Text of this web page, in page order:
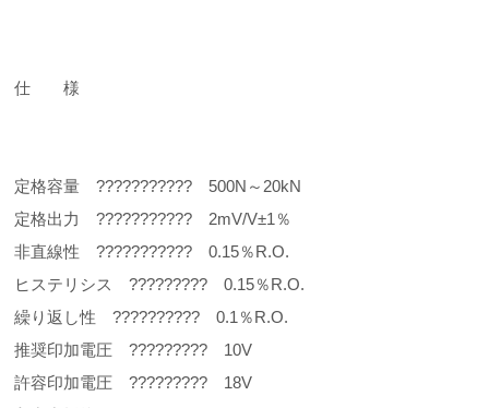
仕 様
定格容量 ??????????? 500N～20kN
定格出力 ??????????? 2mV/V±1％
非直線性 ??????????? 0.15％R.O.
ヒステリシス ????????? 0.15％R.O.
繰り返し性 ?????????? 0.1％R.O.
推奨印加電圧 ????????? 10V
許容印加電圧 ????????? 18V